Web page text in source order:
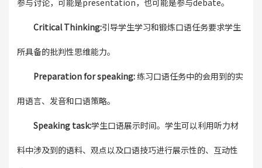
参与讨论，可能是presentation，也可能是参与debate。
Critical Thinking:引导学生学习和锻炼口语任务要求学生
所具备的批判性思维能力。
Preparation for speaking:练习口语任务中的会用到的实
用语言、发音和口语策略。
Speaking task:学生口语展示时间。学生可以利用听力材
料中涉及到的语料、观点以及口语技巧进行展示性的、互动性